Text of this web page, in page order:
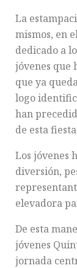
La
mismos, en
dedicado a
jóvenes que
que ya
logo
han
de esta
Los jóvenes
diversión,
elevadora
De esta
jóvenes
jornada